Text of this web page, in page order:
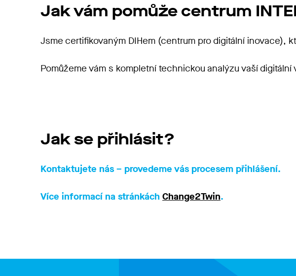
Jak vám pomůže centrum
Jsme certifikovaným DIHem (centrum pro digitální inovace),
Pomůžeme vám s kompletní technickou analýzu vaší
Jak se přihlásit?
Kontaktujete nás – provedeme vás procesem přihlášení.
Více informací na stránkách Change2Twin.